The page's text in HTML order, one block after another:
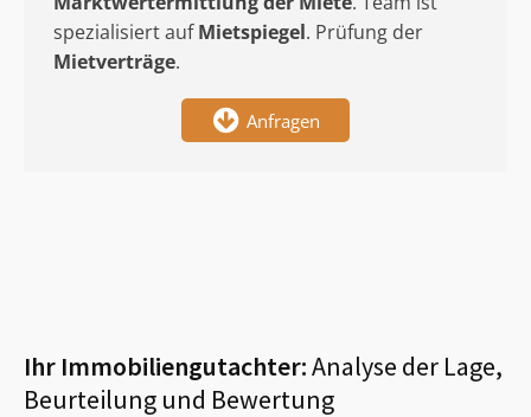
spezialisiert aufMietspiegel. Prüfung der
Mietverträge.
Anfragen
Ihr Immobiliengutachter:Analyse der Lage,
Beurteilung und Bewertung